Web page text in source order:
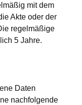
mit dem
Akte oder der
regelmäßige
5 Jahre.
Daten
nachfolgende